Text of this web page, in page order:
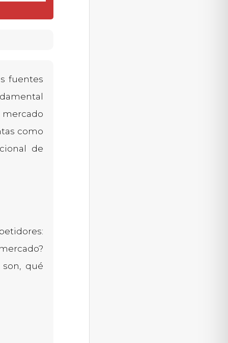
fuentes
como
de
qué